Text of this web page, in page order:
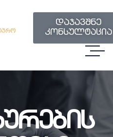
დაჯავშნე
კონსულტაცია